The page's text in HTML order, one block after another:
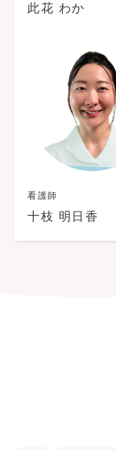
此花 わか
看護師
十枝 明日香